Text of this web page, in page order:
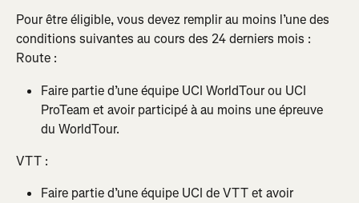
Pour être éligible, vous devez remplir au moins l’une des
conditions suivantes au cours des 24 derniers mois :
Route :
Faire partie d’une équipe UCI WorldTour ou UCI
ProTeam et avoir participé à au moins une épreuve
du WorldTour.
VTT :
Faire partie d’une équipe UCI de VTT et avoir